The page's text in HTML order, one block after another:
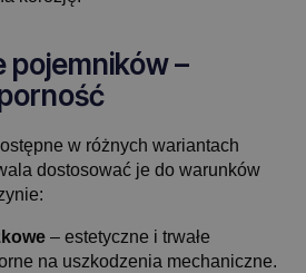
pojemników –
w różnych wariantach
dostosować je do warunków
– estetyczne i trwałe
na uszkodzenia mechaniczne.